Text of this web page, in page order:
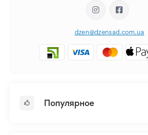
dzen@dzensad.com.ua
Популярное